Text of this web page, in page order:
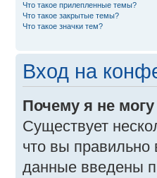
Что такое прилепленные темы?
Что такое закрытые темы?
Что такое значки тем?
Вход на
Почему я не
Существует
что вы правильно
данные введены